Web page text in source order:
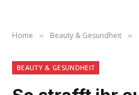
Home » Beauty & Gesundheit »
BEAUTY & GESUNDHEIT